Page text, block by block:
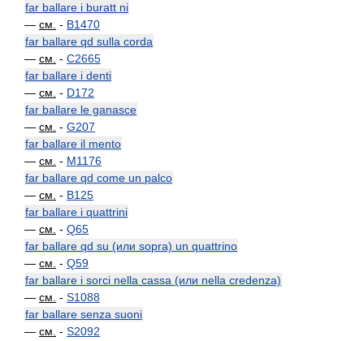
far ballare i buratt ni
— см. - B1470
far ballare qd sulla corda
— см. - C2665
far ballare i denti
— см. - D172
far ballare le ganasce
— см. - G207
far ballare il mento
— см. - M1176
far ballare qd come un palco
— см. - B125
far ballare i quattrini
— см. - Q65
far ballare qd su (или sopra) un quattrino
— см. - Q59
far ballare i sorci nella cassa (или nella credenza)
— см. - S1088
far ballare senza suoni
— см. - S2092